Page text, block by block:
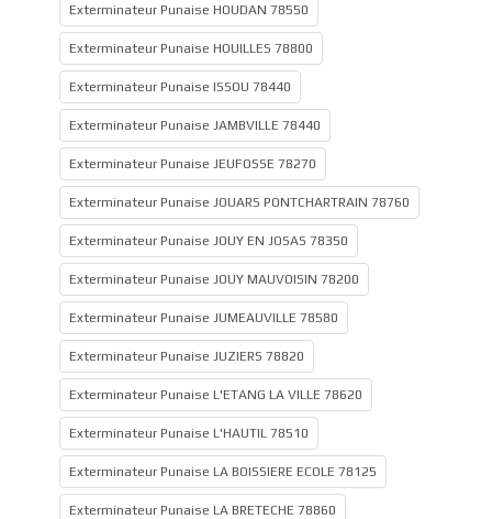
Exterminateur Punaise HOUDAN 78550
Exterminateur Punaise HOUILLES 78800
Exterminateur Punaise ISSOU 78440
Exterminateur Punaise JAMBVILLE 78440
Exterminateur Punaise JEUFOSSE 78270
Exterminateur Punaise JOUARS PONTCHARTRAIN 78760
Exterminateur Punaise JOUY EN JOSAS 78350
Exterminateur Punaise JOUY MAUVOISIN 78200
Exterminateur Punaise JUMEAUVILLE 78580
Exterminateur Punaise JUZIERS 78820
Exterminateur Punaise L'ETANG LA VILLE 78620
Exterminateur Punaise L'HAUTIL 78510
Exterminateur Punaise LA BOISSIERE ECOLE 78125
Exterminateur Punaise LA BRETECHE 78860